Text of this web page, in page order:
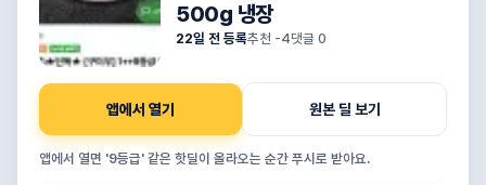
500g 냉장
22일 전 등록추천 -4댓글 0
앱에서 열기 원본 딜 보기
앱에서 열면 '9등급' 같은 핫딜이 올라오는 순간 푸시로 받아요.